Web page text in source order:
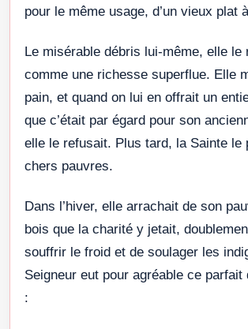
pour le même usage, d’un vieux plat
Le misérable débris lui-même, elle le
comme une richesse superflue. Elle
pain, et quand on lui en offrait un
que c’était par égard pour son
elle le refusait. Plus tard, la Sainte le
chers pauvres.
Dans l’hiver, elle arrachait de son
bois que la charité y jetait,
souffrir le froid et de soulager les
Seigneur eut pour agréable ce parfait
: